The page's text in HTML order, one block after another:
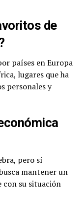
de
países en Europa
lugares que ha
personales y
pero sí
mantener un
con su situación